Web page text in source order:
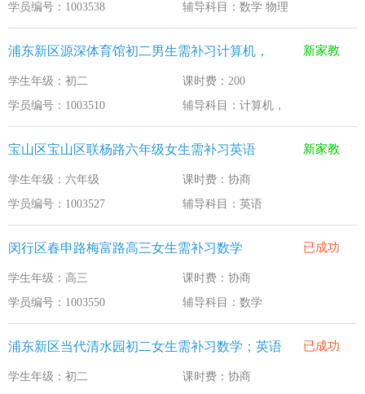
学员编号：1003538
辅导科目：数学 物理
浦东新区源深体育馆初二男生需补习计算机， 新家教
学生年级：初二
课时费：200
学员编号：1003510
辅导科目：计算机，
宝山区宝山区联杨路六年级女生需补习英语 新家教
学生年级：六年级
课时费：协商
学员编号：1003527
辅导科目：英语
闵行区春申路梅富路高三女生需补习数学 已成功
学生年级：高三
课时费：协商
学员编号：1003550
辅导科目：数学
浦东新区当代清水园初二女生需补习数学；英语 已成功
学生年级：初二
课时费：协商